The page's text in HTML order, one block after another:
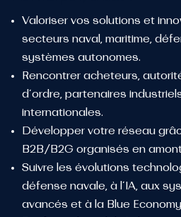
Valoriser vos solutions et
secteurs naval, maritime,
systèmes autonomes.
Rencontrer acheteurs,
d’ordre, partenaires
internationales.
Développer votre réseau
B2B/B2G organisés en
Suivre les évolutions
défense navale, à l’IA, aux
avancés et à la Blue